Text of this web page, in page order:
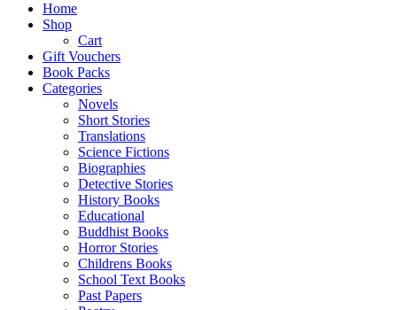
Home
Shop
Cart
Gift Vouchers
Book Packs
Categories
Novels
Short Stories
Translations
Science Fictions
Biographies
Detective Stories
History Books
Educational
Buddhist Books
Horror Stories
Childrens Books
School Text Books
Past Papers